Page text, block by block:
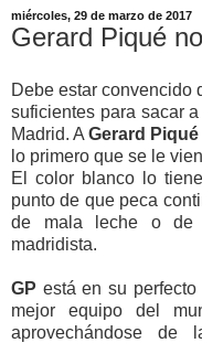
miércoles, 29 de marzo de 2017
Gerard Piqué
Debe estar convencido
suficientes para sacar
Madrid. AGerard Piqué
lo primero que se le
El color blanco lo
punto de que peca
de mala leche o de
madridista.
GP está en su
mejor equipo del
aprovechándose de